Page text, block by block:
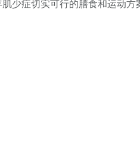
少症切实可行的膳食和运动方